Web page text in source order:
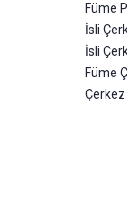
Füme
İsli
İsli
Füme